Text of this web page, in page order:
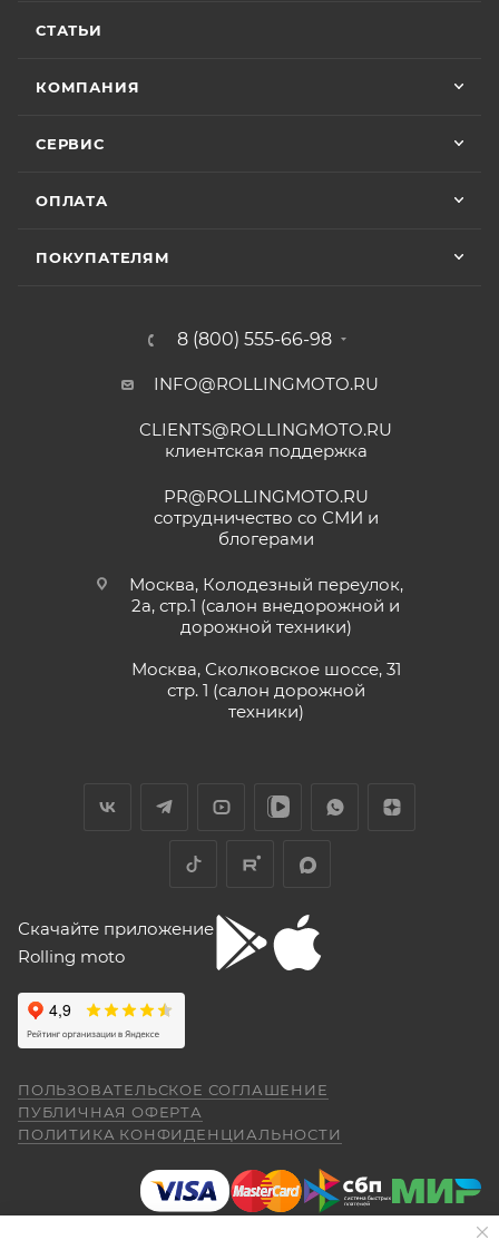
СТАТЬИ
КОМПАНИЯ
СЕРВИС
ОПЛАТА
ПОКУПАТЕЛЯМ
8 (800) 555-66-98
INFO@ROLLINGMOTO.RU
CLIENTS@ROLLINGMOTO.RU
клиентская поддержка
PR@ROLLINGMOTO.RU
сотрудничество со СМИ и
блогерами
Москва, Колодезный переулок,
2а, стр.1 (салон внедорожной и
дорожной техники)
Москва, Сколковское шоссе, 31
стр. 1 (салон дорожной
техники)
Скачайте приложение
Rolling moto
ПОЛЬЗОВАТЕЛЬСКОЕ СОГЛАШЕНИЕ
ПУБЛИЧНАЯ ОФЕРТА
ПОЛИТИКА КОНФИДЕНЦИАЛЬНОСТИ